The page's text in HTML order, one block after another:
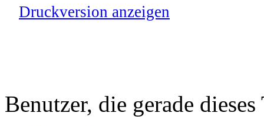
Druckversion anzeigen
Benutzer, die gerade